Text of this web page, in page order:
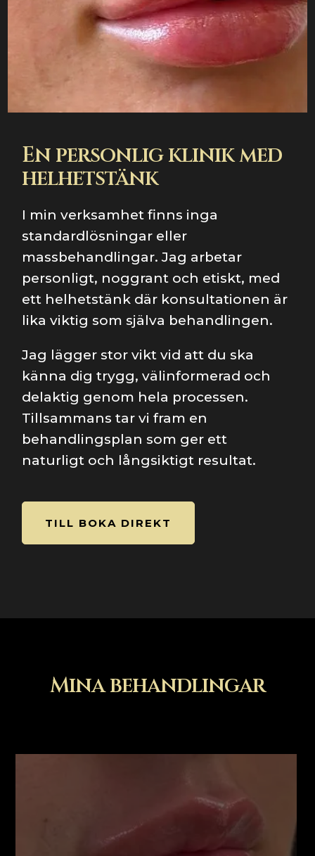
En personlig klinik med
helhetstänk
I min verksamhet finns inga
standardlösningar eller
massbehandlingar. Jag arbetar
personligt, noggrant och etiskt, med
ett helhetstänk där konsultationen är
lika viktig som själva behandlingen.
Jag lägger stor vikt vid att du ska
känna dig trygg, välinformerad och
delaktig genom hela processen.
Tillsammans tar vi fram en
behandlingsplan som ger ett
naturligt och långsiktigt resultat.
TILL BOKA DIREKT
Mina behandlingar